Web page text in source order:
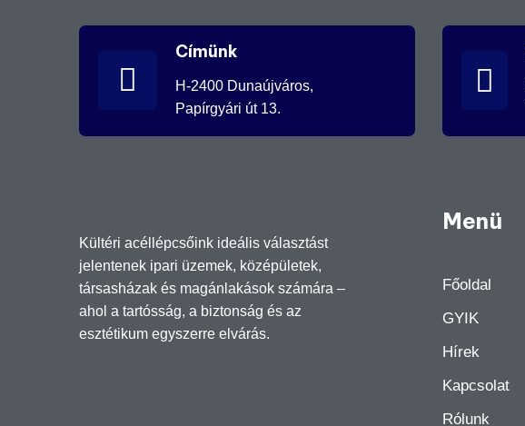
Címünk
H-2400 Dunaújváros,
Papírgyári út 13.
Kültéri acéllépcsőink ideális választást
jelentenek ipari üzemek, középületek,
társasházak és magánlakások számára –
ahol a tartósság, a biztonság és az
esztétikum egyszerre elvárás.
Menü
Főoldal
GYIK
Hírek
Kapcsolat
Rólunk